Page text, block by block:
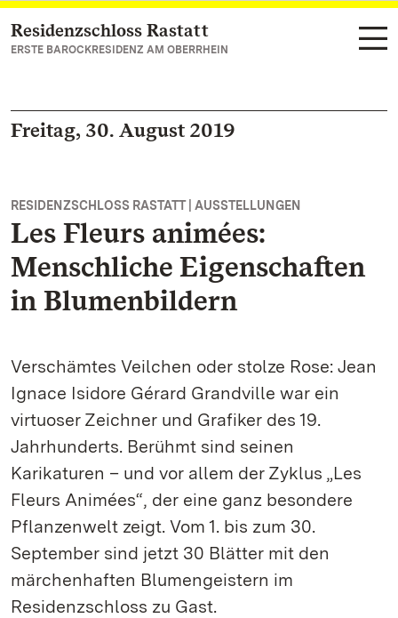
Zum Hauptinhalt springen
Residenzschloss Rastatt
ERSTE BAROCKRESIDENZ AM OBERRHEIN
Freitag, 30. August 2019
RESIDENZSCHLOSS RASTATT | AUSSTELLUNGEN
Les Fleurs animées:
Menschliche Eigenschaften
in Blumenbildern
Verschämtes Veilchen oder stolze Rose: Jean
Ignace Isidore Gérard Grandville war ein
virtuoser Zeichner und Grafiker des 19.
Jahrhunderts. Berühmt sind seinen
Karikaturen – und vor allem der Zyklus „Les
Fleurs Animées“, der eine ganz besondere
Pflanzenwelt zeigt. Vom 1. bis zum 30.
September sind jetzt 30 Blätter mit den
märchenhaften Blumengeistern im
Residenzschloss zu Gast.